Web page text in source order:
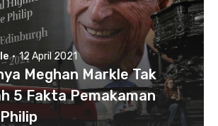
· 12 April 2021
Meghan Markle Tak
5 Fakta Pemakaman